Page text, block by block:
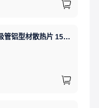
XSD(鑫顺达)to-220 to-247二极管铝型材散热片 15.5*10.5*21 本色带针大功率电子散热器（可定制）